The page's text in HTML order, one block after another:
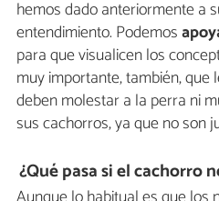
hemos dado anteriormente a
entendimiento. Podemos
para que visualicen los
muy importante, también, que
deben molestar a la perra ni
sus cachorros, ya que no son
¿Qué pasa si el cachorro